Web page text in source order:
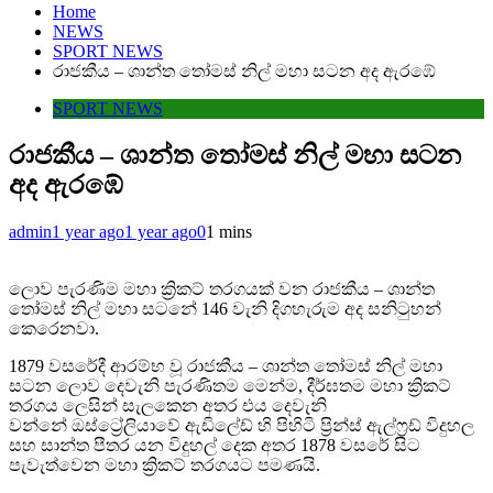
Home
NEWS
SPORT NEWS
රාජකීය – ශාන්ත තෝමස් නිල් මහා සටන අද ඇරඹේ
SPORT NEWS
රාජකීය – ශාන්ත තෝමස් නිල් මහා සටන
අද ඇරඹේ
admin1 year ago1 year ago01 mins
ලොව පැරණිම මහා ක්‍රිකට් තරගයක් වන රාජකීය – ශාන්ත
තෝමස් නිල් මහා සටනේ 146 වැනි දිගහැරුම අද සනිටුහන්
කෙරෙනවා.
1879 වසරේදී ආරම්භ වූ රාජකීය – ශාන්ත තෝමස් නිල් මහා
සටන ලොව දෙවැනි පැරණිතම මෙන්ම, දීර්ඝතම මහා ක්‍රිකට්
තරගය ලෙසින් සැලකෙන අතර එය දෙවැනි
වන්නේ ඔස්ට්‍රේලියාවේ ඇඩිලේඩ් හි පිහිටි ප්‍රින්ස් ඇල්ෆ්‍රඩ් විදුහල
සහ සාන්ත පීතර යන විදුහල් දෙක අතර 1878 වසරේ සිට
පැවැත්වෙන මහා ක්‍රිකට් තරගයට පමණයි.